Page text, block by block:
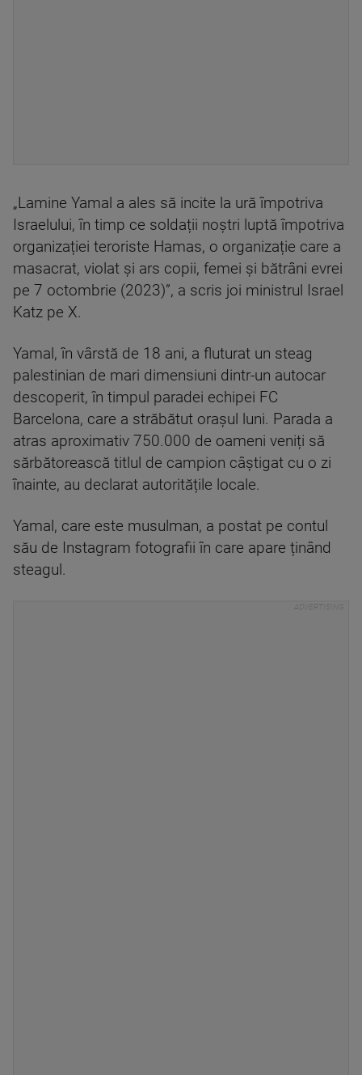
„Lamine Yamal a ales să incite la ură împotriva
Israelului, în timp ce soldații noștri luptă împotriva
organizației teroriste Hamas, o organizație care a
masacrat, violat și ars copii, femei și bătrâni evrei
pe 7 octombrie (2023)”, a scris joi ministrul Israel
Katz pe X.
Yamal, în vârstă de 18 ani, a fluturat un steag
palestinian de mari dimensiuni dintr-un autocar
descoperit, în timpul paradei echipei FC
Barcelona, care a străbătut orașul luni. Parada a
atras aproximativ 750.000 de oameni veniți să
sărbătorească titlul de campion câștigat cu o zi
înainte, au declarat autoritățile locale.
Yamal, care este musulman, a postat pe contul
său de Instagram fotografii în care apare ținând
steagul.